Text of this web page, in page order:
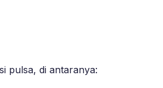
pulsa, di antaranya: